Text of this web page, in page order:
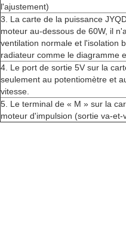
l'ajustement)
3. La carte de la puissance
moteur au-dessous de 60W, il
ventilation normale et l'isolation
radiateur comme le diagramme
4. Le port de sortie 5V sur la
seulement au potentiomètre et
vitesse.
5. Le terminal de « M » sur la
moteur d'impulsion (sortie va-